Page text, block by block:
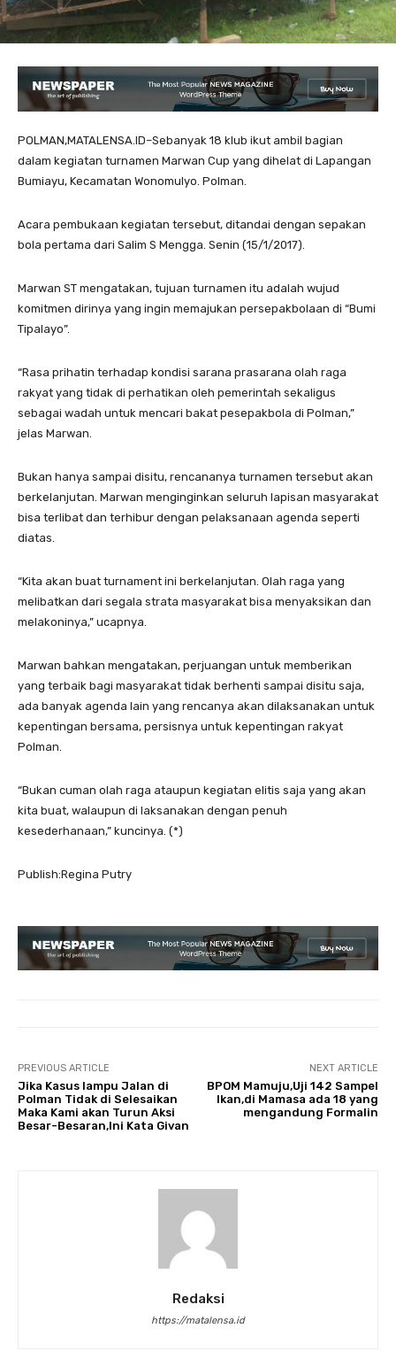
POLMAN,MATALENSA.ID–Sebanyak 18 klub ikut ambil bagian
dalam kegiatan turnamen Marwan Cup yang dihelat di Lapangan
Bumiayu, Kecamatan Wonomulyo. Polman.
Acara pembukaan kegiatan tersebut, ditandai dengan sepakan
bola pertama dari Salim S Mengga. Senin (15/1/2017).
Marwan ST mengatakan, tujuan turnamen itu adalah wujud
komitmen dirinya yang ingin memajukan persepakbolaan di “Bumi
Tipalayo”.
“Rasa prihatin terhadap kondisi sarana prasarana olah raga
rakyat yang tidak di perhatikan oleh pemerintah sekaligus
sebagai wadah untuk mencari bakat pesepakbola di Polman,”
jelas Marwan.
Bukan hanya sampai disitu, rencananya turnamen tersebut akan
berkelanjutan. Marwan menginginkan seluruh lapisan masyarakat
bisa terlibat dan terhibur dengan pelaksanaan agenda seperti
diatas.
“Kita akan buat turnament ini berkelanjutan. Olah raga yang
melibatkan dari segala strata masyarakat bisa menyaksikan dan
melakoninya,” ucapnya.
Marwan bahkan mengatakan, perjuangan untuk memberikan
yang terbaik bagi masyarakat tidak berhenti sampai disitu saja,
ada banyak agenda lain yang rencanya akan dilaksanakan untuk
kepentingan bersama, persisnya untuk kepentingan rakyat
Polman.
“Bukan cuman olah raga ataupun kegiatan elitis saja yang akan
kita buat, walaupun di laksanakan dengan penuh
kesederhanaan,” kuncinya. (*)
Publish:Regina Putry
PREVIOUS ARTICLE
Jika Kasus lampu Jalan di
Polman Tidak di Selesaikan
Maka Kami akan Turun Aksi
Besar-Besaran,Ini Kata Givan
NEXT ARTICLE
BPOM Mamuju,Uji 142 Sampel
Ikan,di Mamasa ada 18 yang
mengandung Formalin
Redaksi
https://matalensa.id